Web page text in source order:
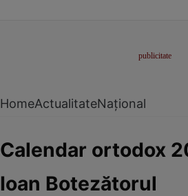
HomeActualitateNațional
Calendar ortodox
Ioan Botezătorul